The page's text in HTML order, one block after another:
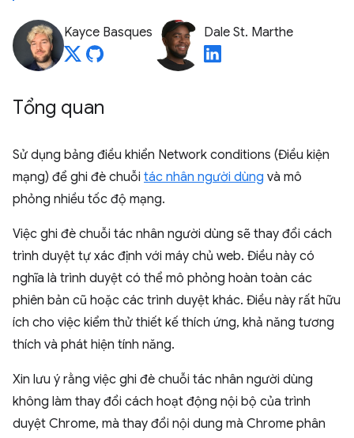
Kayce Basques Dale St. Marthe
Tổng quan
Sử dụng bảng điều khiển Network conditions (Điều kiện
mạng) để ghi đè chuỗi tác nhân người dùng và mô
phỏng nhiều tốc độ mạng.
Việc ghi đè chuỗi tác nhân người dùng sẽ thay đổi cách
trình duyệt tự xác định với máy chủ web. Điều này có
nghĩa là trình duyệt có thể mô phỏng hoàn toàn các
phiên bản cũ hoặc các trình duyệt khác. Điều này rất hữu
ích cho việc kiểm thử thiết kế thích ứng, khả năng tương
thích và phát hiện tính năng.
Xin lưu ý rằng việc ghi đè chuỗi tác nhân người dùng
không làm thay đổi cách hoạt động nội bộ của trình
duyệt Chrome, mà thay đổi nội dung mà Chrome phân